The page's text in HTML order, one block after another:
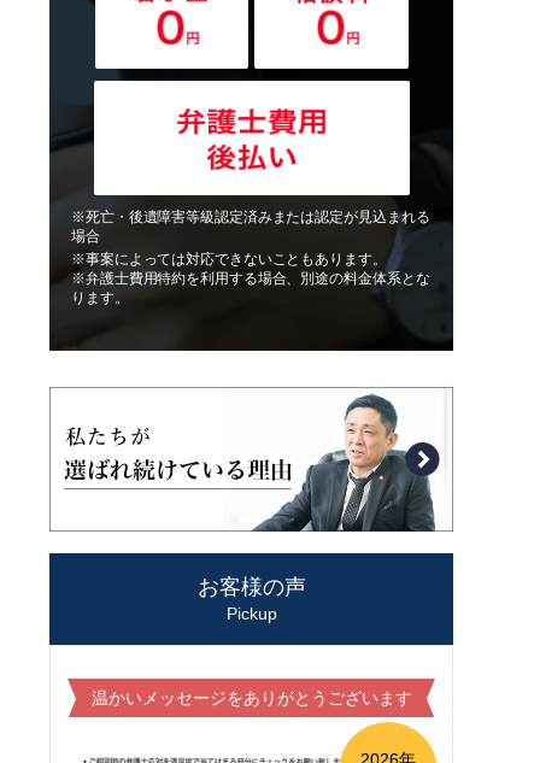
※死亡・後遺障害等級認定済みまたは認定が見込まれる
場合
※事案によっては対応できないこともあります。
※弁護士費用特約を利用する場合、別途の料金体系とな
ります。
お客様の声
Pickup
温かいメッセージをありがとうございます
2026年